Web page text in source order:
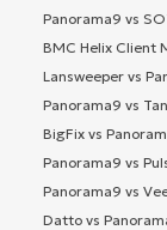
Panorama9 vs
BMC Helix Client
Lansweeper vs
Panorama9 vs
BigFix vs
Panorama9 vs
Panorama9 vs
Datto vs